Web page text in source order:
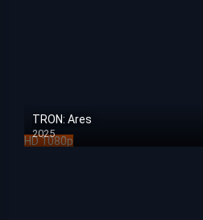
TRON: Ares
2025
HD 1080p